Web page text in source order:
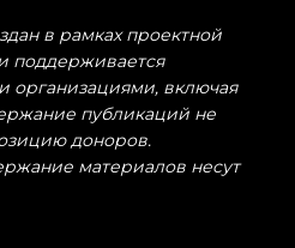
в рамках проектной
поддерживается
организациями, включая
публикаций не
доноров.
материалов несут